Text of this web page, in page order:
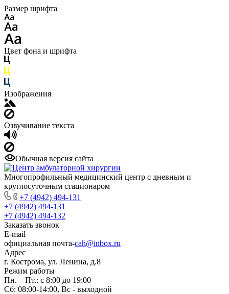
Размер шрифта
Цвет фона и шрифта
Изображения
Озвучивание текста
Обычная версия сайта
Многопрофильный медицинский центр с дневным и
круглосуточным стационаром
+7 (4942) 494-131
+7 (4942) 494-131
+7 (4942) 494-132
Заказать звонок
E-mail
официальная почта-cah@inbox.ru
Адрес
г. Кострома, ул. Ленина, д.8
Режим работы
Пн. – Пт.: с 8:00 до 19:00
Сб: 08:00-14:00, Вс - выходной